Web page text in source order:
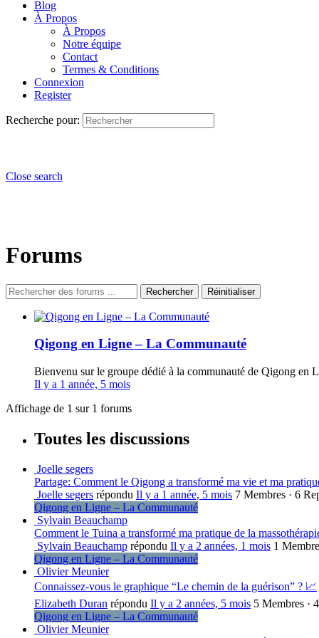
Blog
À Propos
À Propos
Notre équipe
Contact
Termes & Conditions
Connexion
Register
Recherche pour:
Close search
Forums
Réinitialiser
Qigong en Ligne – La Communauté
Bienvenu sur le groupe dédié à la communauté de Qigong en
Il y a 1 année, 5 mois
Affichage de 1 sur 1 forums
Toutes les discussions
Joelle segers
Partage: Comment le Qigong a transformé ma vie et ma
Joelle segers répondu Il y a 1 année, 5 mois 7 Membres · 6
Qigong en Ligne – La Communauté
Sylvain Beauchamp
Comment le Tuina a transformé ma pratique de la
Sylvain Beauchamp répondu Il y a 2 années, 1 mois 1 Membre
Qigong en Ligne – La Communauté
Olivier Meunier
Connaissez-vous le graphique “Le chemin de la guérison” ? 📈
Elizabeth Duran répondu Il y a 2 années, 5 mois 5 Membres ·
Qigong en Ligne – La Communauté
Olivier Meunier